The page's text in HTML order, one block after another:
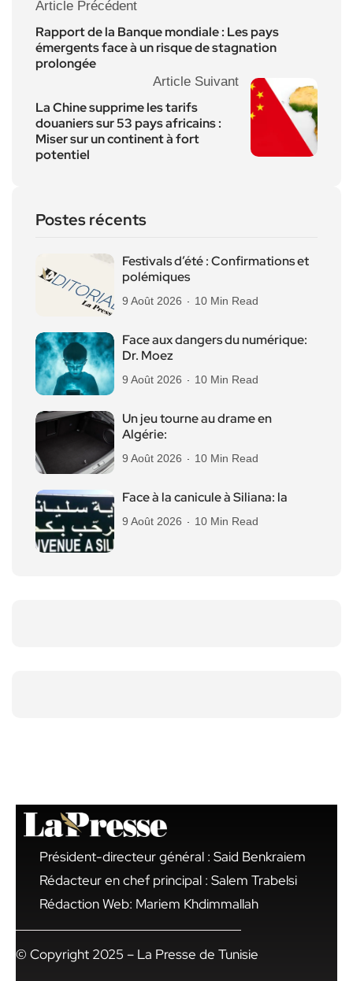
Article Précédent
Rapport de la Banque mondiale : Les pays
émergents face à un risque de stagnation
prolongée
Article Suivant
La Chine supprime les tarifs
douaniers sur 53 pays africains :
Miser sur un continent à fort
potentiel
Postes récents
Festivals d’été : Confirmations et
polémiques
9 Août 2026 10 Min Read
Face aux dangers du numérique:
Dr. Moez
9 Août 2026 10 Min Read
Un jeu tourne au drame en
Algérie:
9 Août 2026 10 Min Read
Face à la canicule à Siliana: la
9 Août 2026 10 Min Read
Président-directeur général : Said Benkraiem
Rédacteur en chef principal : Salem Trabelsi
Rédaction Web: Mariem Khdimmallah
© Copyright 2025 – La Presse de Tunisie